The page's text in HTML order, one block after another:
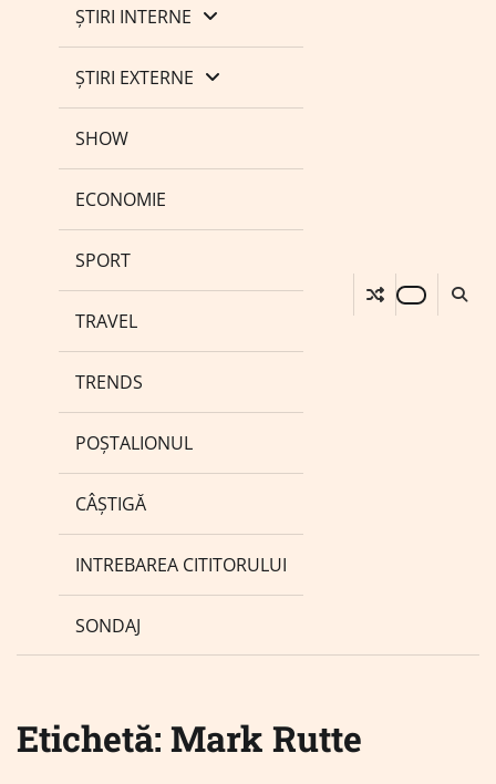
ȘTIRI INTERNE
ȘTIRI EXTERNE
SHOW
ECONOMIE
SPORT
TRAVEL
TRENDS
POȘTALIONUL
CÂȘTIGĂ
INTREBAREA CITITORULUI
SONDAJ
Etichetă: Mark Rutte